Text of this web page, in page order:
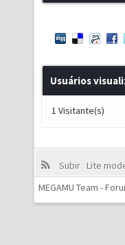
Usuários
1 Visitante(s)
Subir Lite
MEGAMU Team -